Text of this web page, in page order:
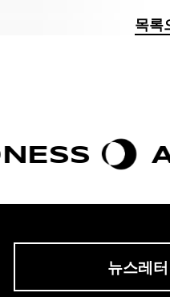
목록
뉴스레터